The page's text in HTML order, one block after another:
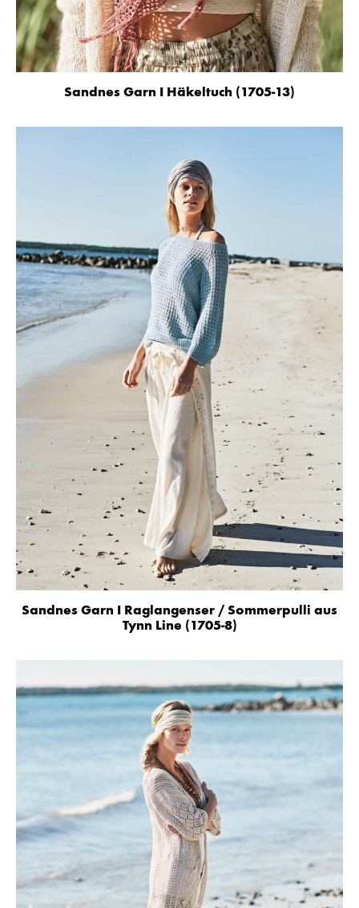
Sandnes Garn I Häkeltuch (1705-13)
Sandnes Garn I Raglangenser / Sommerpulli aus
Tynn Line (1705-8)